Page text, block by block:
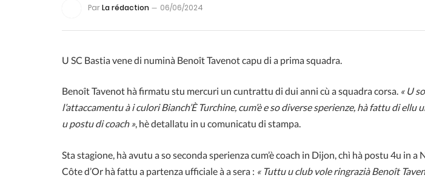
ParLa rédaction 06/06/2024
U SC Bastia vene di numinà Benoît Tavenot capu di a prima squadra.
Benoît Tavenot hà firmatu stu mercuri un cuntrattu di dui anni cù a squadra corsa. « U
l’attaccamentu à i culori Bianch’È Turchine, cum’è e so diverse sperienze, hà fattu di ellu
u postu di coach », hè detallatu in u comunicatu di stampa.
Sta stagione, hà avutu a so seconda sperienza cum’è coach in Dijon, chì hà postu 4u in a
Côte d’Or hà fattu a partenza ufficiale à a sera : « Tuttu u club vole ringrazià Benoît